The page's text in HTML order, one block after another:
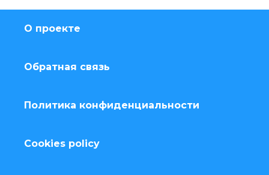
О проекте
Обратная связь
Политика конфиденциальности
Cookies policy